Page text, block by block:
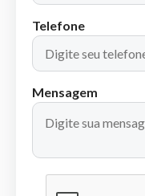
Telefone
Mensagem